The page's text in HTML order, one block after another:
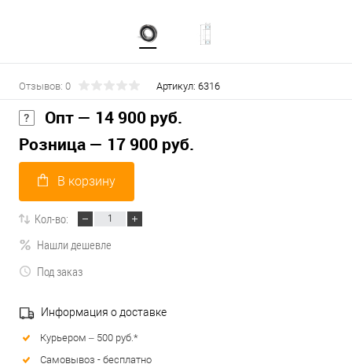
Отзывов: 0 Артикул: 6316
Опт — 14 900 руб.
Розница — 17 900 руб.
В корзину
Кол-во:
Нашли дешевле
Под заказ
Информация о доставке
Курьером – 500 руб.*
Самовывоз - бесплатно